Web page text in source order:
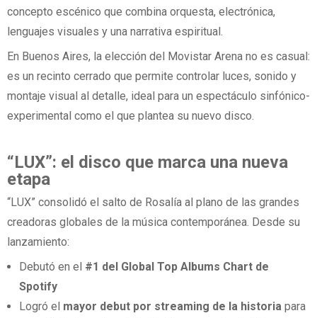
concepto escénico que combina orquesta, electrónica,
lenguajes visuales y una narrativa espiritual.
En Buenos Aires, la elección del Movistar Arena no es casual:
es un recinto cerrado que permite controlar luces, sonido y
montaje visual al detalle, ideal para un espectáculo sinfónico-
experimental como el que plantea su nuevo disco.
“LUX”: el disco que marca una nueva
etapa
“LUX” consolidó el salto de Rosalía al plano de las grandes
creadoras globales de la música contemporánea. Desde su
lanzamiento:
Debutó en el #1 del Global Top Albums Chart de
Spotify
Logró el mayor debut por streaming de la historia para